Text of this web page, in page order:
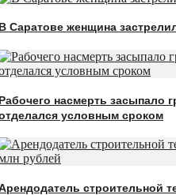
Саратове женщина
насмерть засыпало
условным сроком
строительной